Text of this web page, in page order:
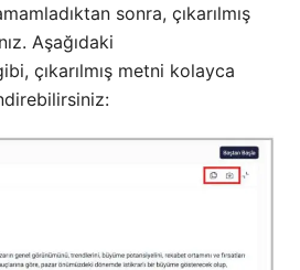
sonra, çıkarılmış
Aşağıdaki
çıkarılmış metni kolayca